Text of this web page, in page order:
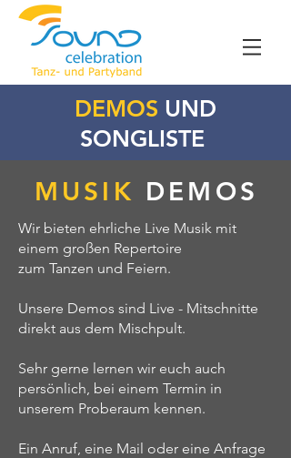
DEMOS UND
SONGLISTE
MUSIK DEMOS
Wir bieten ehrliche Live Musik mit
einem großen Repertoire
zum Tanzen und Feiern.
Unsere Demos sind Live - Mitschnitte
direkt aus dem Mischpult.
Sehr gerne lernen wir euch auch
persönlich, bei einem Termin in
unserem Proberaum kennen.
Ein Anruf, eine Mail oder eine Anfrage